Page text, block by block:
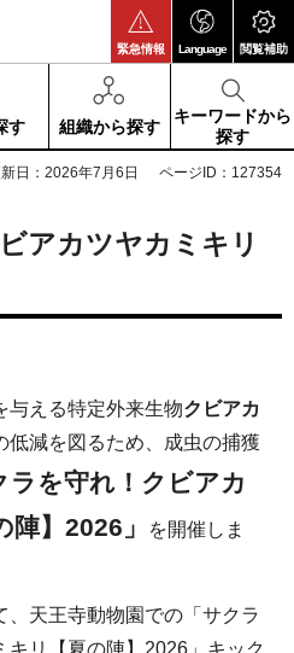
緊急情報 Language 閲覧補助
す 組織から探す
キーワードから
探す
日：2026年7月6日 ページID：127354
アカツヤカミキリ
与える特定外来生物クビアカ
低減を図るため、成虫の捕獲
ラを守れ！クビアカ
】2026」
を開催しま
、天王寺動物園での「サクラ
キリ【夏の陣】2026」キック